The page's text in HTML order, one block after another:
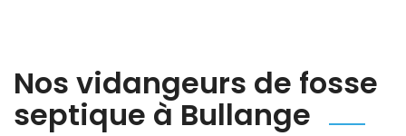
Nos vidangeurs de fosse
septique à Bullange